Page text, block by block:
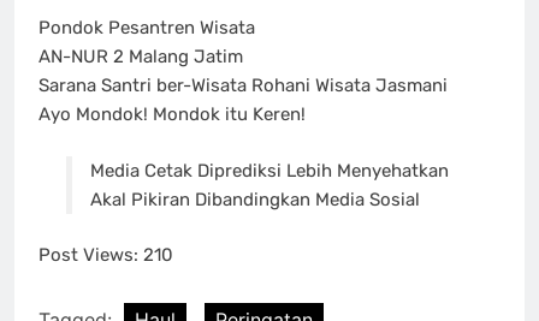
Pondok Pesantren Wisata
AN-NUR 2 Malang Jatim
Sarana Santri ber-Wisata Rohani Wisata Jasmani
Ayo Mondok! Mondok itu Keren!
Media Cetak Diprediksi Lebih Menyehatkan
Akal Pikiran Dibandingkan Media Sosial
Post Views: 210